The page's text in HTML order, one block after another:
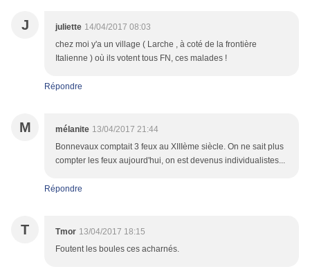
J juliette 14/04/2017 08:03
chez moi y'a un village ( Larche , à coté de la frontière
Italienne ) où ils votent tous FN, ces malades !
Répondre
M mélanite 13/04/2017 21:44
Bonnevaux comptait 3 feux au XIIIème siècle. On ne sait plus
compter les feux aujourd'hui, on est devenus individualistes...
Répondre
T Tmor 13/04/2017 18:15
Foutent les boules ces acharnés.